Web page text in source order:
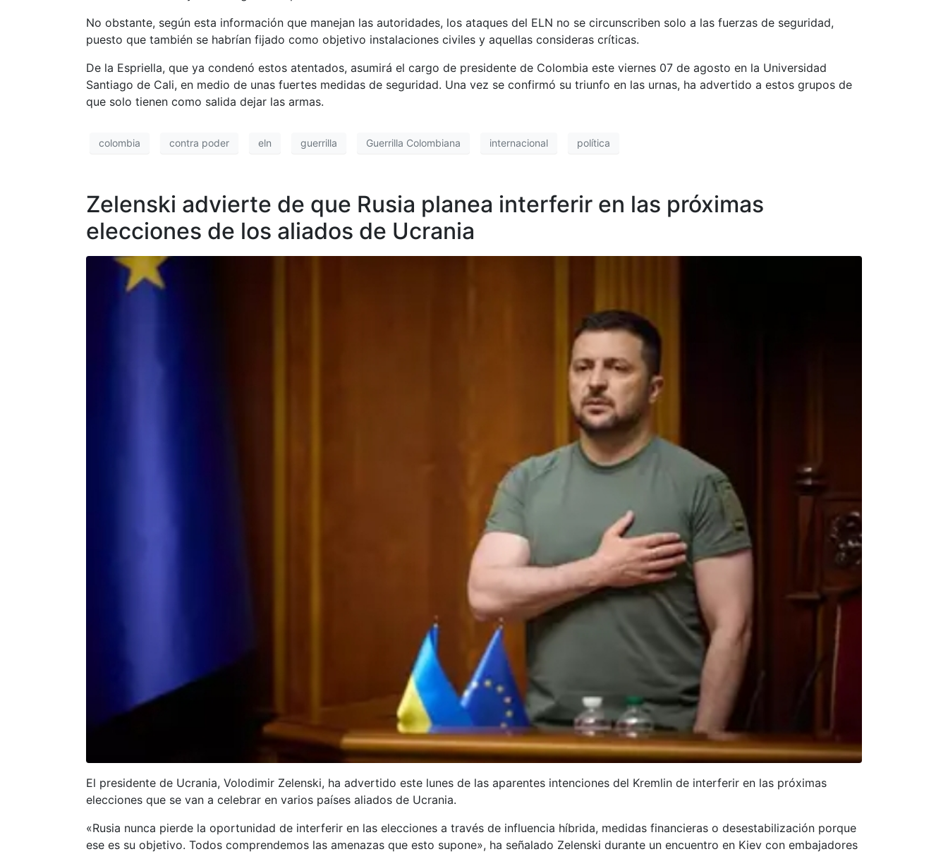
No obstante, según esta información que manejan las autoridades, los ataques del ELN no se circunscriben solo a las fuerzas de seguridad,
puesto que también se habrían fijado como objetivo instalaciones civiles y aquellas consideras críticas.
De la Espriella, que ya condenó estos atentados, asumirá el cargo de presidente de Colombia este viernes 07 de agosto en la Universidad
Santiago de Cali, en medio de unas fuertes medidas de seguridad. Una vez se confirmó su triunfo en las urnas, ha advertido a estos grupos de
que solo tienen como salida dejar las armas.
colombia contra poder eln guerrilla Guerrilla Colombiana internacional política
Zelenski advierte de que Rusia planea interferir en las próximas
elecciones de los aliados de Ucrania
El presidente de Ucrania, Volodimir Zelenski, ha advertido este lunes de las aparentes intenciones del Kremlin de interferir en las próximas
elecciones que se van a celebrar en varios países aliados de Ucrania.
«Rusia nunca pierde la oportunidad de interferir en las elecciones a través de influencia híbrida, medidas financieras o desestabilización porque
ese es su objetivo. Todos comprendemos las amenazas que esto supone», ha señalado Zelenski durante un encuentro en Kiev con embajadores